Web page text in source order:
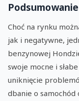
Podsumowanie
Choć na rynku
jak i negatywne,
benzynowej
swoje mocne i
uniknięcie
dbanie o samochód